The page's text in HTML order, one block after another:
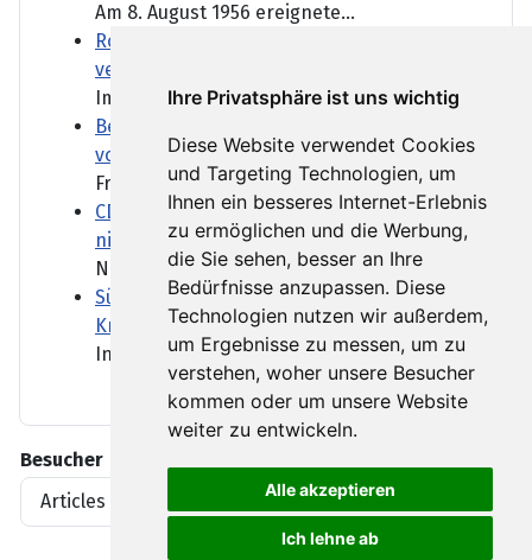
Ihre Privatsphäre ist uns wichtig
Diese Website verwendet Cookies
und Targeting Technologien, um
Ihnen ein besseres Internet-Erlebnis
zu ermöglichen und die Werbung,
die Sie sehen, besser an Ihre
Bedürfnisse anzupassen. Diese
Technologien nutzen wir außerdem,
um Ergebnisse zu messen, um zu
verstehen, woher unsere Besucher
kommen oder um unsere Website
weiter zu entwickeln.
Alle akzeptieren
Ich lehne ab
Am 8. August 1956 ereignete...
Rotes Meer: Wie die Huthi den Iran-Krieg
verändern
Im Jemen nimmt die Gewalt...
Berliner Volksbühne eröffnet Schwimmbad
vor der Theatersaison
Freibadatmosphäre vor...
CDU-Spitze würde AfD-Koalition im Osten
nicht dulden
Normalerweise hält sich eine...
Südafrika setzt nach fremdenfeindlichen
Krawallen auf Schadensbegrenzung
In Südafrika ist in den...
Besucher
Articles View Hits